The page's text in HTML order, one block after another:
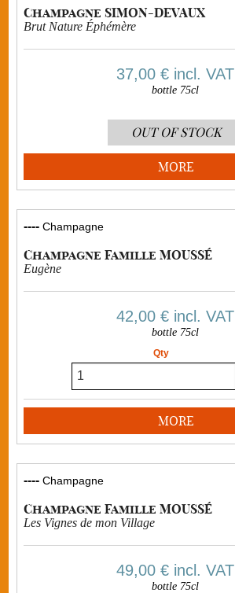
Champagne SIMON-DEVAUX
Brut Nature Éphémère
37,00 € incl. VAT
bottle 75cl
OUT OF STOCK
MORE
---- Champagne
Champagne Famille MOUSSÉ
Eugène
42,00 € incl. VAT
bottle 75cl
Qty
MORE
---- Champagne
Champagne Famille MOUSSÉ
Les Vignes de mon Village
49,00 € incl. VAT
bottle 75cl